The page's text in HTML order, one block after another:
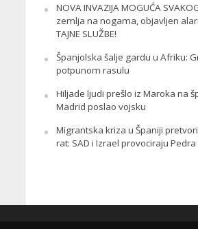
NOVA INVAZIJA MOGUĆA
zemlja na nogama, objavljen
TAJNE SLUŽBE!
Španjolska šalje gardu u Afriku:
potpunom rasulu
Hiljade ljudi prešlo iz Maroka na
Madrid poslao vojsku
Migrantska kriza u Španiji
rat: SAD i Izrael provociraju